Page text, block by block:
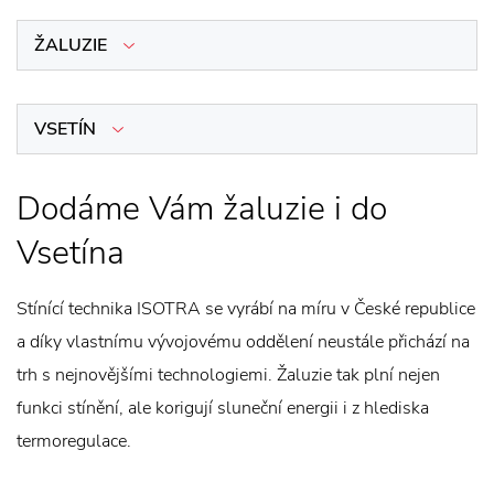
ŽALUZIE
VSETÍN
Dodáme Vám žaluzie i do
Vsetína
Stínící technika ISOTRA se vyrábí na míru v České republice
a díky vlastnímu vývojovému oddělení neustále přichází na
trh s nejnovějšími technologiemi. Žaluzie tak plní nejen
funkci stínění, ale korigují sluneční energii i z hlediska
termoregulace.